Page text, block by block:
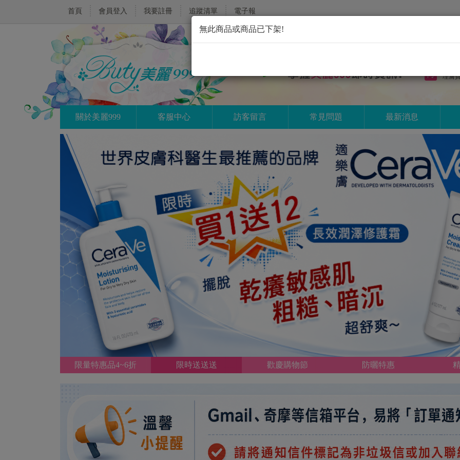
首頁 會員登入 我要註冊 追蹤清單 電子報
理膚
關於美麗999 客服中心 訪客留言 常見問題 最新消息
限量特惠品4~6折 限時送送送 歡慶購物節 防曬特惠
無此商品或商品已下架!